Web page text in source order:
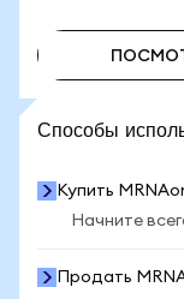
Способы
Купить
Начните
Продать